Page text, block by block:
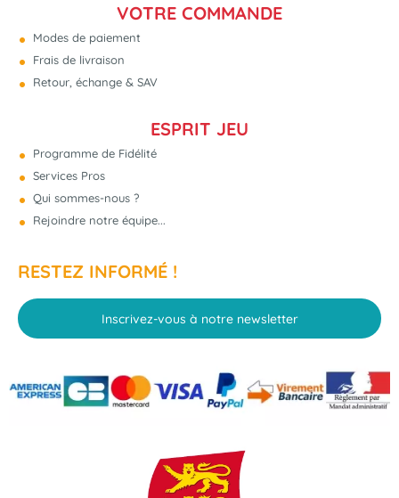
VOTRE COMMANDE
Modes de paiement
Frais de livraison
Retour, échange & SAV
ESPRIT JEU
Programme de Fidélité
Services Pros
Qui sommes-nous ?
Rejoindre notre équipe...
RESTEZ INFORMÉ !
Inscrivez-vous à notre newsletter